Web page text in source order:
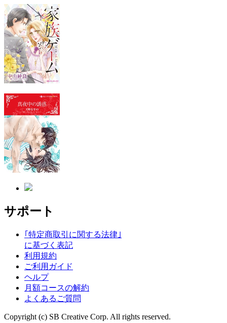
サポート
｢特定商取引に関する法律｣
に基づく表記
利用規約
ご利用ガイド
ヘルプ
月額コースの解約
よくあるご質問
Copyright (c) SB Creative Corp. All rights reserved.